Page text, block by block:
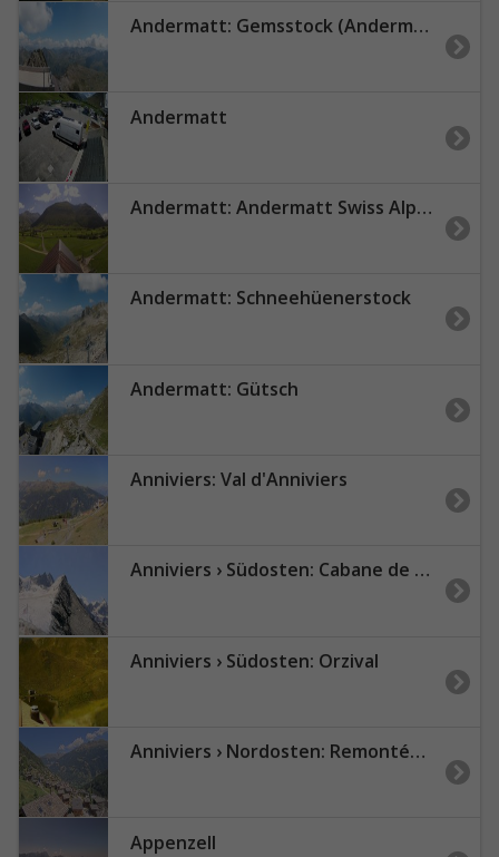
Andermatt: Gemsstock (Andermatt) - Gemsstock
Andermatt
Andermatt: Andermatt Swiss Alps Golf Course
Andermatt: Schneehüenerstock
Andermatt: Gütsch
Anniviers: Val d'Anniviers
Anniviers › Südosten: Cabane de Tracuit CAS - Turtmann Glacier - Bishorn - Tracuit - Weisshorn
Anniviers › Südosten: Orzival
Anniviers › Nordosten: Remontées Mécaniques de Grimentz - Zinal - Le Toûno
Appenzell